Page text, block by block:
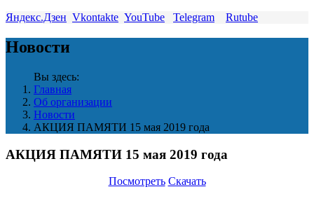
Яндекс.Дзен Vkontakte YouTube Telegram Rutube
Новости
Вы здесь:
Главная
Об организации
Новости
АКЦИЯ ПАМЯТИ 15 мая 2019 года
АКЦИЯ ПАМЯТИ 15 мая 2019 года
Посмотреть Скачать